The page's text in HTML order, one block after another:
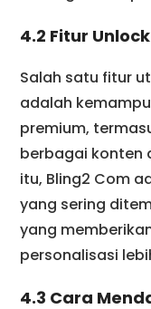
4.2 Fitur
Salah satu fitur
adalah
premium,
berbagai konten
itu, Bling2 Com
yang sering
yang
personalisasi
4.3 Cara